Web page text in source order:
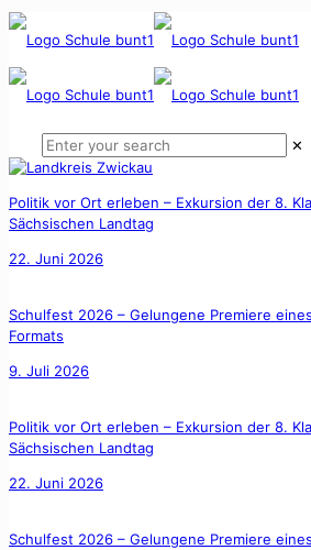
✕
Politik vor Ort erleben – Exkursion der 8.
Sächsischen Landtag
22. Juni 2026
Schulfest 2026 – Gelungene Premiere
Formats
9. Juli 2026
Politik vor Ort erleben – Exkursion der 8.
Sächsischen Landtag
22. Juni 2026
Schulfest 2026 – Gelungene Premiere